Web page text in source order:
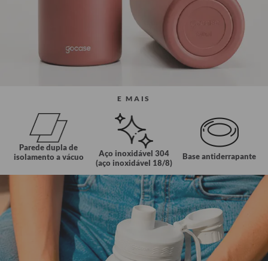
E MAIS
Parede dupla de
isolamento a vácuo
Aço inoxidável 304
(aço inoxidável 18/8)
Base antiderrapante